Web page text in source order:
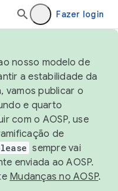
Fazer login
nosso modelo de
a estabilidade da
vamos publicar o
e quarto
com o AOSP, use
de
sempre vai
enviada ao AOSP.
Mudanças no AOSP.